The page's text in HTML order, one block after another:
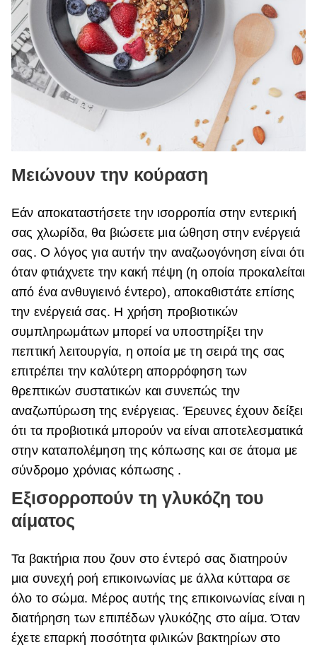
Μειώνουν την κούραση
Εάν αποκαταστήσετε την ισορροπία στην εντερική
σας χλωρίδα, θα βιώσετε μια ώθηση στην ενέργειά
σας. Ο λόγος για αυτήν την αναζωογόνηση είναι ότι
όταν φτιάχνετε την κακή πέψη (η οποία προκαλείται
από ένα ανθυγιεινό έντερο), αποκαθιστάτε επίσης
την ενέργειά σας. Η χρήση προβιοτικών
συμπληρωμάτων μπορεί να υποστηρίξει την
πεπτική λειτουργία, η οποία με τη σειρά της σας
επιτρέπει την καλύτερη απορρόφηση των
θρεπτικών συστατικών και συνεπώς την
αναζωπύρωση της ενέργειας. Έρευνες έχουν δείξει
ότι τα προβιοτικά μπορούν να είναι αποτελεσματικά
στην καταπολέμηση της κόπωσης και σε άτομα με
σύνδρομο χρόνιας κόπωσης .
Εξισορροπούν τη γλυκόζη του
αίματος
Τα βακτήρια που ζουν στο έντερό σας διατηρούν
μια συνεχή ροή επικοινωνίας με άλλα κύτταρα σε
όλο το σώμα. Μέρος αυτής της επικοινωνίας είναι η
διατήρηση των επιπέδων γλυκόζης στο αίμα. Όταν
έχετε επαρκή ποσότητα φιλικών βακτηρίων στο